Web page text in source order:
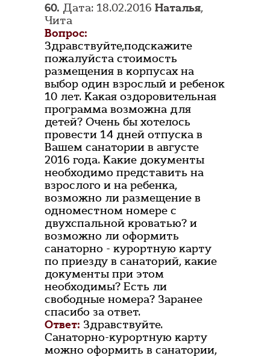
60. Дата: 18.02.2016 Наталья,
Чита
Вопрос:
Здравствуйте,подскажите
пожалуйста стоимость
размещения в корпусах на
выбор один взрослый и ребенок
10 лет. Какая оздоровительная
программа возможна для
детей? Очень бы хотелось
провести 14 дней отпуска в
Вашем санатории в августе
2016 года. Какие документы
необходимо представить на
взрослого и на ребенка,
возможно ли размещение в
одноместном номере с
двухспальной кроватью? и
возможно ли оформить
санаторно - курортную карту
по приезду в санаторий, какие
документы при этом
необходимы? Есть ли
свободные номера? Заранее
спасибо за ответ.
Ответ: Здравствуйте.
Санаторно-курортную карту
можно оформить в санатории,